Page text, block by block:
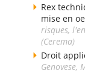
Rex
mise en
risques,
(Cerema)
Droit
Genovese,